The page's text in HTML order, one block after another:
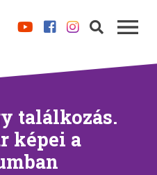
találkozás.
képei a